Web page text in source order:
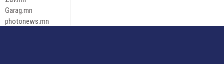
Garag.mn
photonews.mn